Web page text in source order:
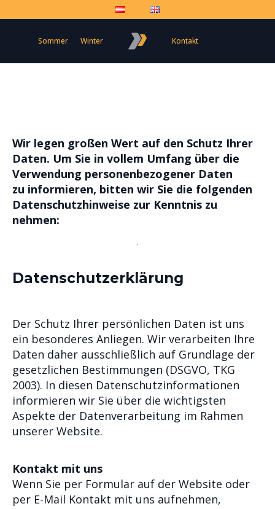
Sommer Winter Kontakt
Wir legen großen Wert auf den Schutz Ihrer
Daten. Um Sie in vollem Umfang über die
Verwendung personenbezogener Daten
zu informieren, bitten wir Sie die folgenden
Datenschutzhinweise zur Kenntnis zu
nehmen:
Datenschutzerklärung
Der Schutz Ihrer persönlichen Daten ist uns
ein besonderes Anliegen. Wir verarbeiten Ihre
Daten daher ausschließlich auf Grundlage der
gesetzlichen Bestimmungen (DSGVO, TKG
2003). In diesen Datenschutzinformationen
informieren wir Sie über die wichtigsten
Aspekte der Datenverarbeitung im Rahmen
unserer Website.
Kontakt mit uns
Wenn Sie per Formular auf der Website oder
per E-Mail Kontakt mit uns aufnehmen,